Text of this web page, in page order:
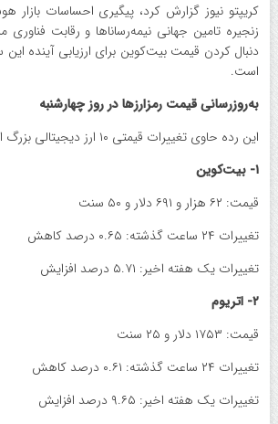
کریپتو نیوز گزارش کرد، پیگیری احساسات
زنجیره تامین جهانی نیمه‌رساناها و رقابت فناوری
دنبال کردن قیمت بیت‌کوین برای ارزیابی آینده
است.
به‌روزرسانی قیمت رمزارزها در روز چهارشنبه
این رده حاوی تغییرات قیمتی ۱۰ ارز دیجیتالی بزرگ از نظر ارزش بازار است.
۱- بیت‌کوین
قیمت: ۶۲ هزار و ۶۹۱ دلار و ۵۰ سنت
تغییرات ۲۴ ساعت گذشته: ۰.۶۵ درصد کاهش
تغییرات یک هفته اخیر: ۵.۷۱ درصد افزایش
۲- اتریوم
قیمت: ۱۷۵۳ دلار و ۲۵ سنت
تغییرات ۲۴ ساعت گذشته: ۰.۶۱ درصد کاهش
تغییرات یک هفته اخیر: ۹.۶۵ درصد افزایش